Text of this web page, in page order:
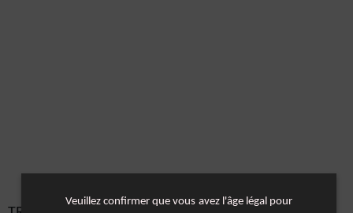
Veuillez confirmer que vous avez l'âge légal pour